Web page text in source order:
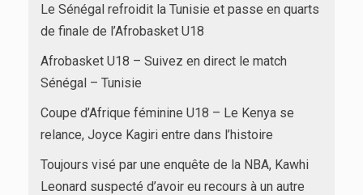
Le Sénégal refroidit la Tunisie et passe en quarts
de finale de l’Afrobasket U18
Afrobasket U18 – Suivez en direct le match
Sénégal – Tunisie
Coupe d’Afrique féminine U18 – Le Kenya se
relance, Joyce Kagiri entre dans l’histoire
Toujours visé par une enquête de la NBA, Kawhi
Leonard suspecté d’avoir eu recours à un autre